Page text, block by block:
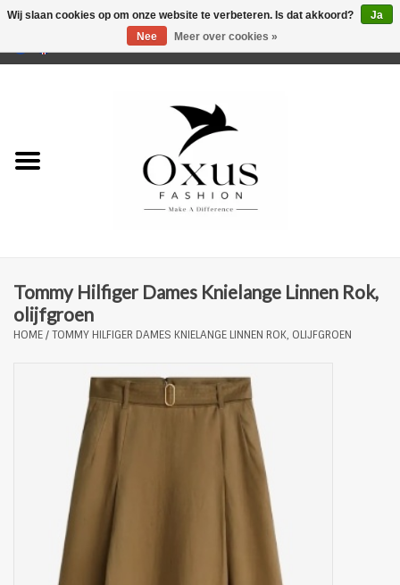
Merken
Tommy Hilfiger Dames Knielange Linnen Rok,
olijfgroen
HOME/TOMMY HILFIGER DAMES KNIELANGE LINNEN ROK, OLIJFGROEN
Wij slaan cookies op om onze website te verbeteren. Is dat akkoord?
Ja
Nee
Meer over cookies »